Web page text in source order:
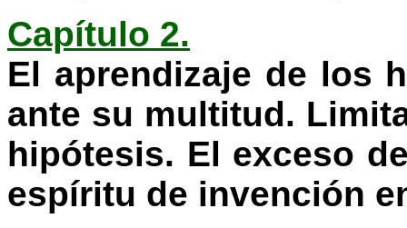
Capítulo 2.
El aprendizaje de los
ante su multitud.
hipótesis. El exceso
espíritu de invención